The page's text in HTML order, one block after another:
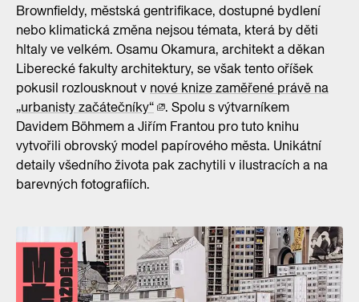
Brownfieldy, městská gentrifikace, dostupné bydlení
nebo klimatická změna nejsou témata, která by děti
hltaly ve velkém. Osamu Okamura, architekt a děkan
Liberecké fakulty architektury, se však tento oříšek
pokusil rozlousknout v nové knize zaměřené právě na
„urbanisty začátečníky“
. Spolu s výtvarníkem
Davidem Böhmem a Jiřím Frantou pro tuto knihu
vytvořili obrovský model papírového města. Unikátní
detaily všedního života pak zachytili v ilustracích a na
barevných fotografiích.